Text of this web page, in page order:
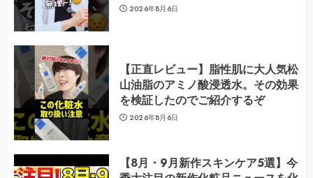
2026年8月6日
【正直レビュー】脂性肌に大人気松
山油脂のアミノ酸浸透水。その効果
を検証したのでご紹介するぞ
2026年8月6日
【8月・9月新作スキンケア5選】今